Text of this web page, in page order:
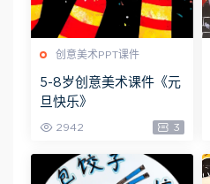
创意美术PPT课件
5-8岁创意美术课件《元
旦快乐》
2942 3